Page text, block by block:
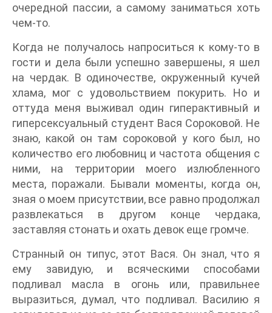
очередной пассии, а самому заниматься хоть
чем-то.
Когда не получалось напроситься к кому-то в
гости и дела были успешно завершены, я шел
на чердак. В одиночестве, окруженный кучей
хлама, мог с удовольствием покурить. Но и
оттуда меня выживал один гиперактивный и
гиперсексуальный студент Вася Сороковой. Не
знаю, какой он там сороковой у кого был, но
количество его любовниц и частота общения с
ними, на территории моего излюбленного
места, поражали. Бывали моменты, когда он,
зная о моем присутствии, все равно продолжал
развлекаться в другом конце чердака,
заставляя стонать и охать девок еще громче.
Странный он типус, этот Вася. Он знал, что я
ему завидую, и всяческими способами
подливал масла в огонь или, правильнее
выразиться, думал, что подливал. Василию я